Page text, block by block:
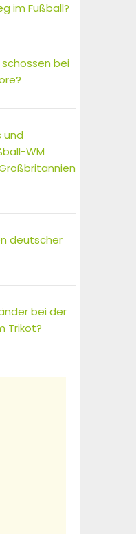
im Fußball?
schossen bei
und
WM
deutscher
bei der
Trikot?